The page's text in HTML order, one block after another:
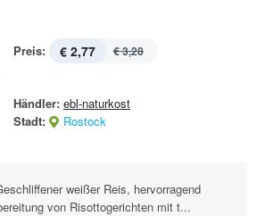
Preis: € 2,77 € 3,28
Händler: ebl-naturkost
Stadt:
Rostock
weißer Reis, hervorragend
von Risottogerichten mit t...